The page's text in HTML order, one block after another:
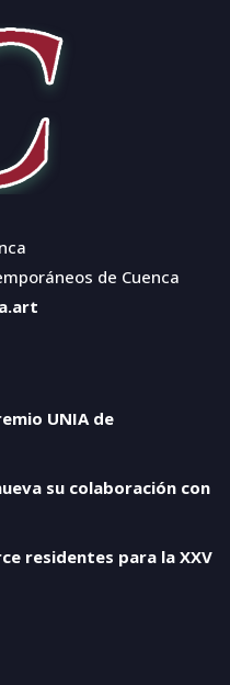
de Cuenca
UNIA de
su colaboración con
residentes para la XXV